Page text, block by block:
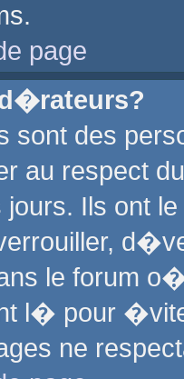
page
des
au respect
jours. Ils ont
le forum
l� pour
ne